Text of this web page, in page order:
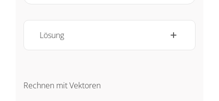
Lösung
Rechnen mit Vektoren